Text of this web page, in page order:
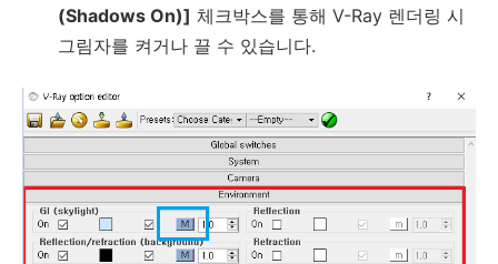
(Shadows On)] 체크박스를 통해 V-Ray 렌더링 시
그림자를 켜거나 끌 수 있습니다.